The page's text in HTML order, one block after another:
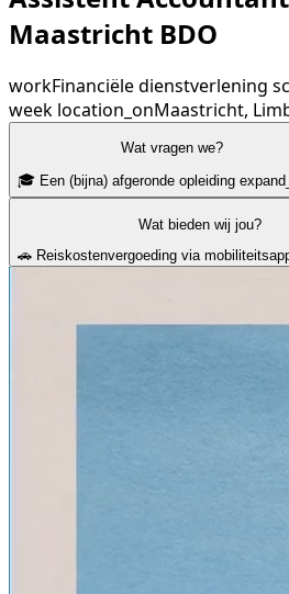
Maastricht BDO
workFinanciële dienstverlening
week location_onMaastricht,
Wat vragen we?
🎓 Een (bijna) afgeronde opleiding
Wat bieden wij jou?
🚗 Reiskostenvergoeding via